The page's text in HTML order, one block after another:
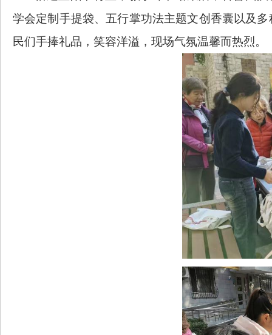
学会定制手提袋、五行掌功法主题文创香囊以及
民们手捧礼品，笑容洋溢，现场气氛温馨而热烈。